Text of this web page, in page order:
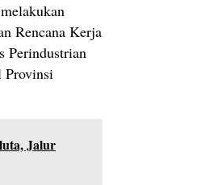
Rencana Kerja
Perindustrian
Provinsi
Jalur